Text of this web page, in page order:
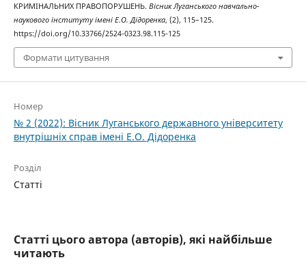
КРИМІНАЛЬНИХ ПРАВОПОРУШЕНЬ. Вісник Луганського навчально-
наукового інституту імені Е.О. Дідоренка, (2), 115–125.
https://doi.org/10.33766/2524-0323.98.115-125
Формати цитування
Номер
№ 2 (2022): Вісник Луганського державного університету
внутрішніх справ імені Е.О. Дідоренка
Розділ
Статті
Статті цього автора (авторів), які найбільше
читають